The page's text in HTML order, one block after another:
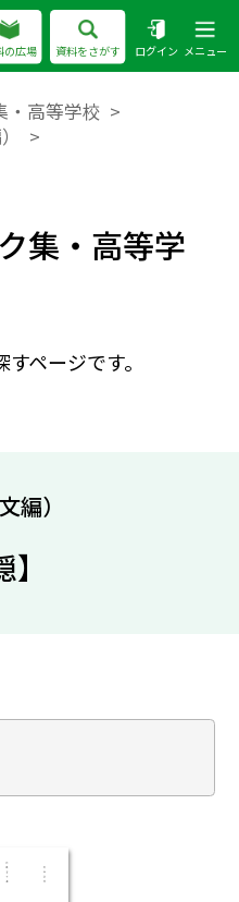
の広場 資料をさがす ログイン メニュー
・高等学校
集・高等学
ページです。
編）